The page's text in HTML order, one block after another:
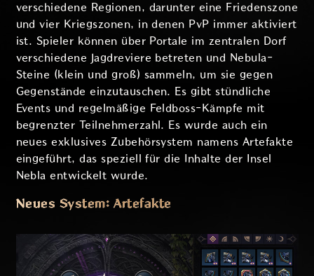
verschiedene Regionen, darunter eine Friedenszone
und vier Kriegszonen, in denen PvP immer aktiviert
ist. Spieler können über Portale im zentralen Dorf
verschiedene Jagdreviere betreten und Nebula-
Steine (klein und groß) sammeln, um sie gegen
Gegenstände einzutauschen. Es gibt stündliche
Events und regelmäßige Feldboss-Kämpfe mit
begrenzter Teilnehmerzahl. Es wurde auch ein
neues exklusives Zubehörsystem namens Artefakte
eingeführt, das speziell für die Inhalte der Insel
Nebla entwickelt wurde.
Neues System: Artefakte